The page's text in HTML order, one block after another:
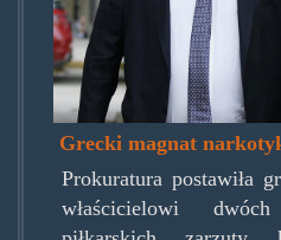
Grecki magnat
Prokuratura postawiła
właścicielowi